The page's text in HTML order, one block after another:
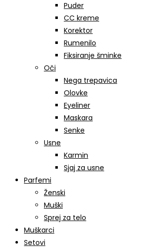
Puder
CC kreme
Korektor
Rumenilo
Fiksiranje šminke
Oči
Nega trepavica
Olovke
Eyeliner
Maskara
Senke
Usne
Karmin
Sjaj za usne
Parfemi
Ženski
Muški
Sprej za telo
Muškarci
Setovi